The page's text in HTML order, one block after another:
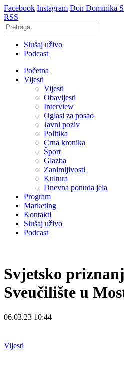
Facebook Instagram Don Dominika
RSS
Slušaj uživo
Podcast
Početna
Vijesti
Vijesti
Obavijesti
Interview
Oglasi za posao
Javni poziv
Politika
Crna kronika
Šport
Glazba
Zanimljivosti
Kultura
Dnevna ponuda jela
Program
Marketing
Kontakti
Slušaj uživo
Podcast
Svjetsko
Sveučilište u
06.03.23 10:44
Vijesti